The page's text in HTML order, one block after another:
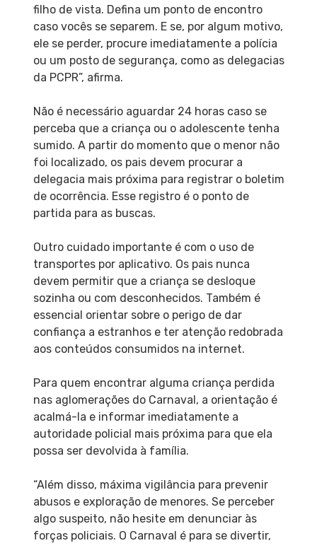
filho de vista. Defina um ponto de encontro
caso vocês se separem. E se, por algum motivo,
ele se perder, procure imediatamente a polícia
ou um posto de segurança, como as delegacias
da PCPR”, afirma.
Não é necessário aguardar 24 horas caso se
perceba que a criança ou o adolescente tenha
sumido. A partir do momento que o menor não
foi localizado, os pais devem procurar a
delegacia mais próxima para registrar o boletim
de ocorrência. Esse registro é o ponto de
partida para as buscas.
Outro cuidado importante é com o uso de
transportes por aplicativo. Os pais nunca
devem permitir que a criança se desloque
sozinha ou com desconhecidos. Também é
essencial orientar sobre o perigo de dar
confiança a estranhos e ter atenção redobrada
aos conteúdos consumidos na internet.
Para quem encontrar alguma criança perdida
nas aglomerações do Carnaval, a orientação é
acalmá-la e informar imediatamente a
autoridade policial mais próxima para que ela
possa ser devolvida à família.
“Além disso, máxima vigilância para prevenir
abusos e exploração de menores. Se perceber
algo suspeito, não hesite em denunciar às
forças policiais. O Carnaval é para se divertir,